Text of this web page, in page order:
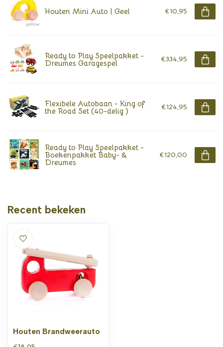
Houten Mini Auto | Geel €10,95
Ready to Play Speelpakket -
Dreumes Garagespel €334,95
Flexibele Autobaan - King of
the Road Set (40-delig ) €124,95
Ready to Play Speelpakket -
Boekenpakket Baby- &
Dreumes
€120,00
Recent bekeken
Houten Brandweerauto